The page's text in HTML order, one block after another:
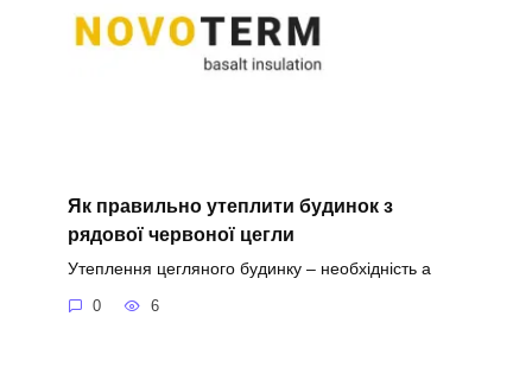
Як правильно утеплити будинок з
рядової червоної цегли
Утеплення цегляного будинку – необхідність а
0 6